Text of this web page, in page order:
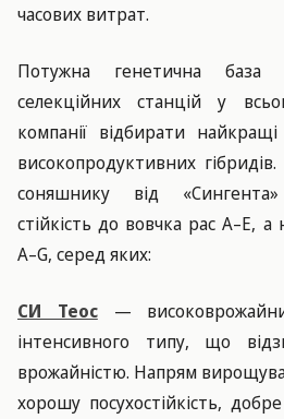
часових витрат.
Потужна генетична база
селекційних станцій у
компанії відбирати
високопродуктивних
соняшнику від
стійкість до вовчка рас А–Е,
А–G, серед яких:
СИ Теос—
інтенсивного типу, що
врожайністю. Напрям
хорошу посухостійкість,